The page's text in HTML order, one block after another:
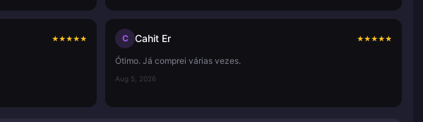
★★★★★ C Cahit Er ★★★★★
Ótimo. Já comprei várias vezes.
Aug 5, 2026